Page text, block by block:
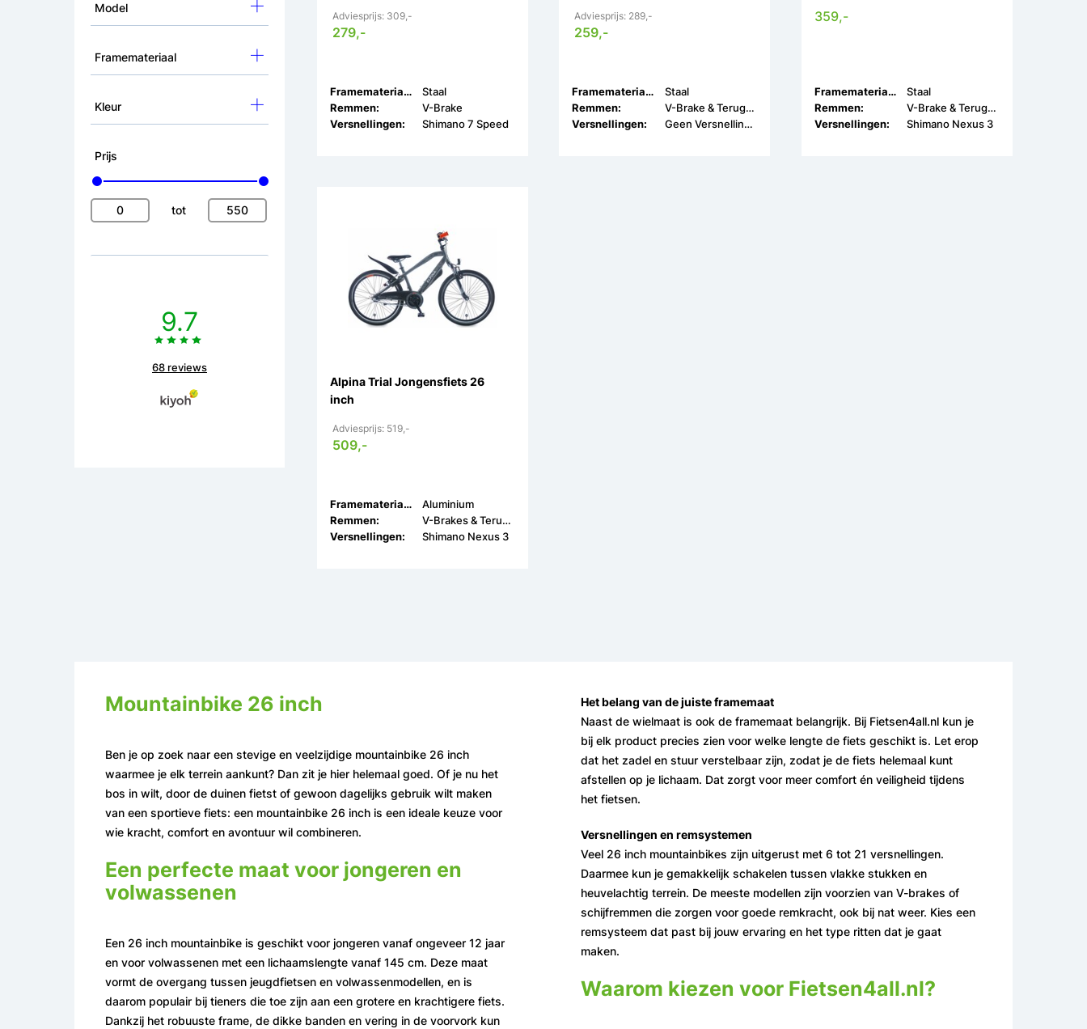
Model
Framemateriaal
Kleur
Prijs
tot
9.7
68 reviews
Adviesprijs: 309,-
279,-
Framemateriaal:
Staal
Remmen:
V-Brake
Versnellingen:
Shimano 7 Speed
Adviesprijs: 289,-
259,-
Framemateriaal:
Staal
Remmen:
V-Brake & Terugtrap
Versnellingen:
Geen Versnellingen
359,-
Framemateriaal:
Staal
Remmen:
V-Brake & Terugtrap
Versnellingen:
Shimano Nexus 3
Alpina Trial Jongensfiets 26
inch
Adviesprijs: 519,-
509,-
Framemateriaal:
Aluminium
Remmen:
V-Brakes & Terugtrap
Versnellingen:
Shimano Nexus 3
Mountainbike 26 inch
Ben je op zoek naar een stevige en veelzijdige mountainbike 26 inch
waarmee je elk terrein aankunt? Dan zit je hier helemaal goed. Of je nu het
bos in wilt, door de duinen fietst of gewoon dagelijks gebruik wilt maken
van een sportieve fiets: een mountainbike 26 inch is een ideale keuze voor
wie kracht, comfort en avontuur wil combineren.
Een perfecte maat voor jongeren en
volwassenen
Een 26 inch mountainbike is geschikt voor jongeren vanaf ongeveer 12 jaar
en voor volwassenen met een lichaamslengte vanaf 145 cm. Deze maat
vormt de overgang tussen jeugdfietsen en volwassenmodellen, en is
daarom populair bij tieners die toe zijn aan een grotere en krachtigere fiets.
Dankzij het robuuste frame, de dikke banden en vering in de voorvork kun
Het belang van de juiste framemaat
Naast de wielmaat is ook de framemaat belangrijk. Bij Fietsen4all.nl kun je
bij elk product precies zien voor welke lengte de fiets geschikt is. Let erop
dat het zadel en stuur verstelbaar zijn, zodat je de fiets helemaal kunt
afstellen op je lichaam. Dat zorgt voor meer comfort én veiligheid tijdens
het fietsen.
Versnellingen en remsystemen
Veel 26 inch mountainbikes zijn uitgerust met 6 tot 21 versnellingen.
Daarmee kun je gemakkelijk schakelen tussen vlakke stukken en
heuvelachtig terrein. De meeste modellen zijn voorzien van V-brakes of
schijfremmen die zorgen voor goede remkracht, ook bij nat weer. Kies een
remsysteem dat past bij jouw ervaring en het type ritten dat je gaat
maken.
Waarom kiezen voor Fietsen4all.nl?